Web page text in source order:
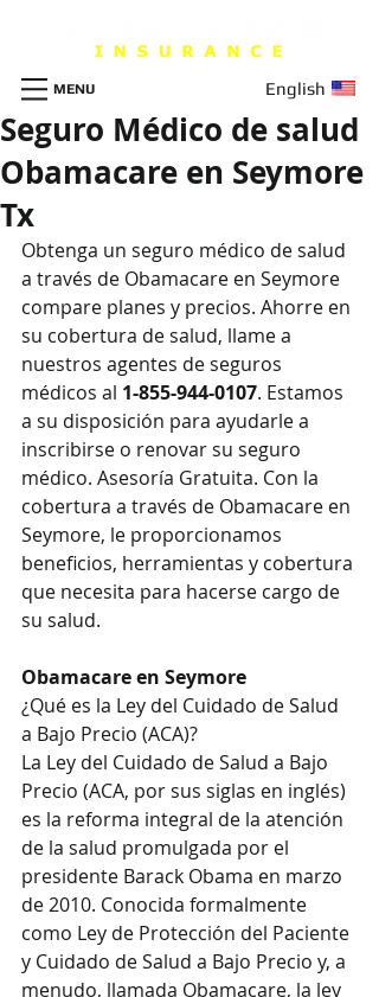
English
MENU
Seguro Médico de salud
Obamacare en Seymore
Tx
Obtenga un seguro médico de salud
a través de Obamacare en Seymore
compare planes y precios. Ahorre en
su cobertura de salud, llame a
nuestros agentes de seguros
médicos al 1-855-944-0107. Estamos
a su disposición para ayudarle a
inscribirse o renovar su seguro
médico. Asesoría Gratuita. Con la
cobertura a través de Obamacare en
Seymore, le proporcionamos
beneficios, herramientas y cobertura
que necesita para hacerse cargo de
su salud.
Obamacare en Seymore
¿Qué es la Ley del Cuidado de Salud
a Bajo Precio (ACA)?
La Ley del Cuidado de Salud a Bajo
Precio (ACA, por sus siglas en inglés)
es la reforma integral de la atención
de la salud promulgada por el
presidente Barack Obama en marzo
de 2010. Conocida formalmente
como Ley de Protección del Paciente
y Cuidado de Salud a Bajo Precio y, a
menudo, llamada Obamacare, la ley